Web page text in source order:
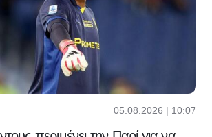
05.08.2026 | 10:07